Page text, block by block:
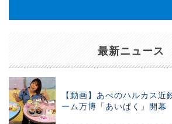
最新ニュース
【動画】あべのハルカス近
ーム万博「あいぱく」開